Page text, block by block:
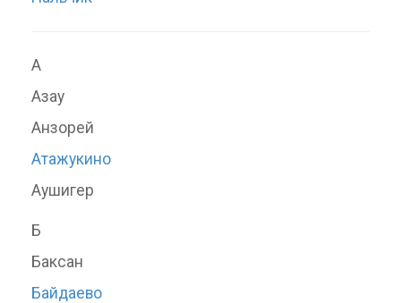
А
Азау
Анзорей
Атажукино
Аушигер
Б
Баксан
Байдаево